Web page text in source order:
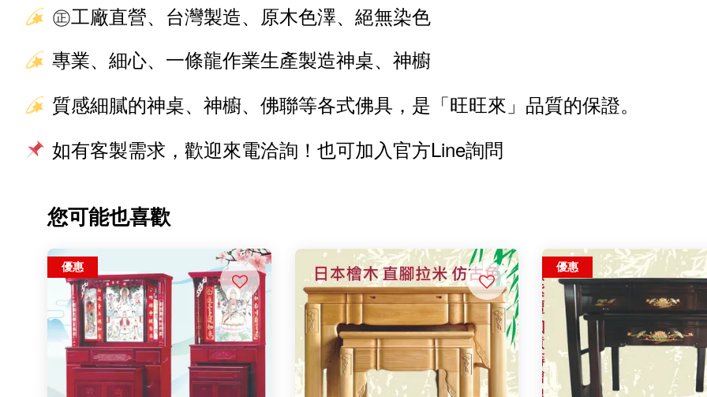
㊣工廠直營、台灣製造、原木色澤、絕無染色
專業、細心、一條龍作業生產製造神桌、神櫥
質感細膩的神桌、神櫥、佛聯等各式佛具，是「旺旺來」品質的保證。
如有客製需求，歡迎來電洽詢！也可加入官方Line詢問
您可能也喜歡
優惠 優惠